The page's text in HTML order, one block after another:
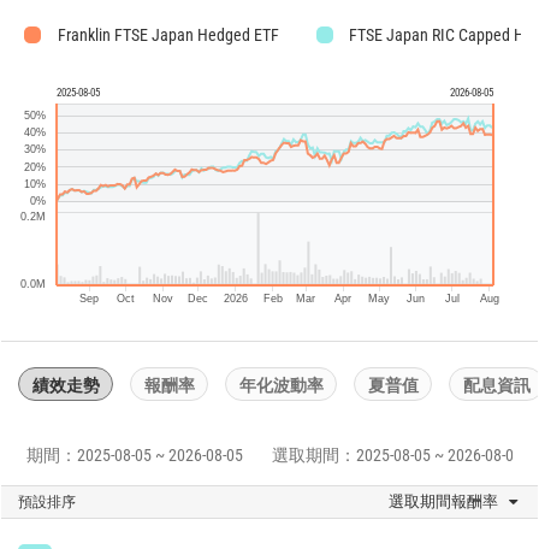
Franklin FTSE Japan Hedged ETF FTSE Japan RIC Capped
2025-08-05 2026-08-05
Sep Oct Nov Dec 2026 Feb Mar Apr May Jun Jul Aug
0.0M
0.2M
0%
10%
20%
30%
40%
50%
績效走勢 報酬率 年化波動率 夏普值 配息資訊
期間：2025-08-05 ~ 2026-08-05 選取期間：2025-08-05 ~ 2026-08-05
預設排序 選取期間報酬率